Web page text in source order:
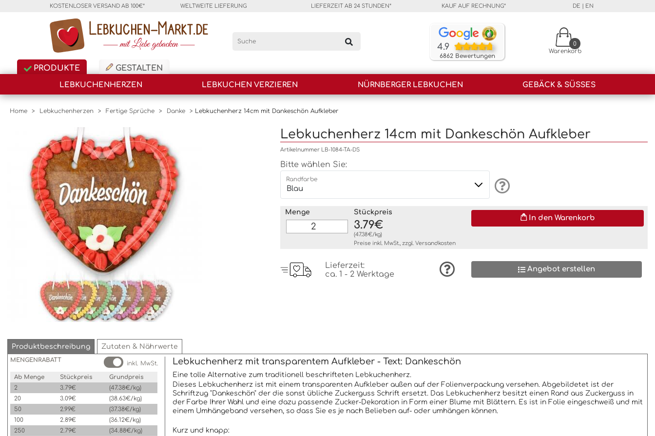
KOSTENLOSER VERSAND AB 100€* WELTWEITE LIEFERUNG LIEFERZEIT AB 24 STUNDEN* KAUF AUF RECHNUNG* DE | EN
Unsere Kunden bewerten unsere Produkte und
4.9
6862 Bewertungen
Warenkorb
0
PRODUKTE GESTALTEN
LEBKUCHENHERZEN LEBKUCHEN VERZIEREN NÜRNBERGER LEBKUCHEN GEBÄCK & SÜSSES
Home > Lebkuchenherzen > Fertige Sprüche > Danke > Lebkuchenherz 14cm mit Dankeschön Aufkleber
Lebkuchenherz 14cm mit Dankeschön Aufkleber
Artikelnummer LB-1084-TA-DS
Bitte wählen Sie:
Randfarbe
Menge Stückpreis
3.79€
(47.38€/kg)
Preise inkl. MwSt., zzgl. Versandkosten
In den Warenkorb
Lieferzeit:
ca. 1 - 2 Werktage
Angebot erstellen
Produktbeschreibung Zutaten & Nährwerte
MENGENRABATT
inkl. MwSt.
Ab Menge
Stückpreis
Grundpreis
2
3.79€
(47.38€/kg)
20
3.09€
(38.63€/kg)
50
2.99€
(37.38€/kg)
100
2.89€
(36.12€/kg)
250
2.79€
(34.88€/kg)
Lebkuchenherz mit transparentem Aufkleber - Text: Dankeschön
Eine tolle Alternative zum traditionell beschrifteten Lebkuchenherz.
Dieses Lebkuchenherz ist mit einem transparenten Aufkleber außen auf der Folienverpackung versehen. Abgebildetet ist der
Schriftzug "Dankeschön" der die sonst übliche Zuckerguss Schrift ersetzt. Das Lebkuchenherz besitzt einen Rand aus Zuckerguss in
der Farbe Ihrer Wahl und eine dazu passende Zucker-Dekoration in Form einer Blume mit Blättern. Es ist in Folie eingeschweiß und mit
einem Umhängeband versehen, so dass Sie es je nach Belieben auf- oder umhängen können.
Kurz und knapp: